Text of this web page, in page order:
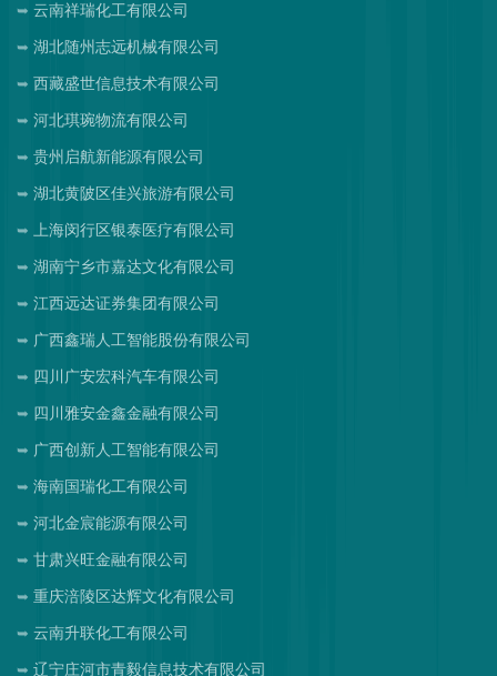
云南祥瑞化工有限公司
湖北随州志远机械有限公司
西藏盛世信息技术有限公司
河北琪琬物流有限公司
贵州启航新能源有限公司
湖北黄陂区佳兴旅游有限公司
上海闵行区银泰医疗有限公司
湖南宁乡市嘉达文化有限公司
江西远达证券集团有限公司
广西鑫瑞人工智能股份有限公司
四川广安宏科汽车有限公司
四川雅安金鑫金融有限公司
广西创新人工智能有限公司
海南国瑞化工有限公司
河北金宸能源有限公司
甘肃兴旺金融有限公司
重庆涪陵区达辉文化有限公司
云南升联化工有限公司
辽宁庄河市青毅信息技术有限公司